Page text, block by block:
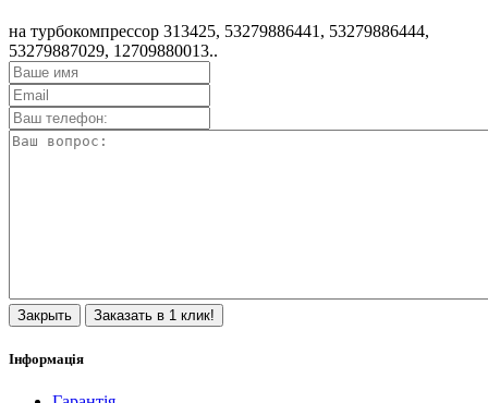
на турбокомпрессор 313425, 53279886441, 53279886444,
53279887029, 12709880013..
Закрыть Заказать в 1 клик!
Інформація